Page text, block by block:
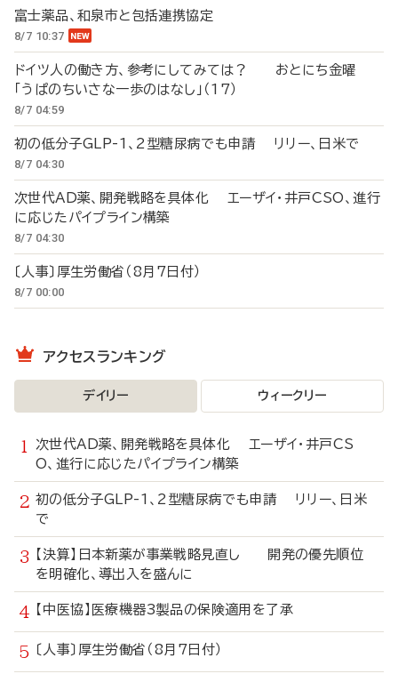
富士薬品、和泉市と包括連携協定
8/7 10:37
ドイツ人の働き方、参考にしてみては？ おとにち金曜
「うぱのちいさな一歩のはなし」（17）
8/7 04:59
初の低分子GLP-1、2型糖尿病でも申請 リリー、日米で
8/7 04:30
次世代AD薬、開発戦略を具体化 エーザイ・井戸CSO、進行
に応じたパイプライン構築
8/7 04:30
〔人事〕厚生労働省（8月7日付）
8/7 00:00
アクセスランキング
デイリー ウィークリー
次世代AD薬、開発戦略を具体化 エーザイ・井戸CS
O、進行に応じたパイプライン構築
初の低分子GLP-1、2型糖尿病でも申請 リリー、日米
で
【決算】日本新薬が事業戦略見直し 開発の優先順位
を明確化、導出入を盛んに
【中医協】医療機器3製品の保険適用を了承
〔人事〕厚生労働省（8月7日付）